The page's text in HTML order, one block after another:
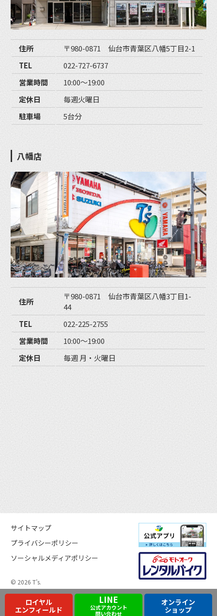
住所
〒980-0871 仙台市青葉区八幡5丁目2-1
TEL
022-727-6737
営業時間
10:00〜19:00
定休日
毎週火曜日
駐車場
5台分
八幡店
住所
〒980-0871 仙台市青葉区八幡3丁目1-
44
TEL
022-225-2755
営業時間
10:00〜19:00
定休日
毎週 月・火曜日
サイトマップ
プライバシーポリシー
ソーシャルメディアポリシー
© 2026 T’s.
ロイヤル
エンフィールド
LINE
公式アカウント
問い合わせ
オンライン
ショップ